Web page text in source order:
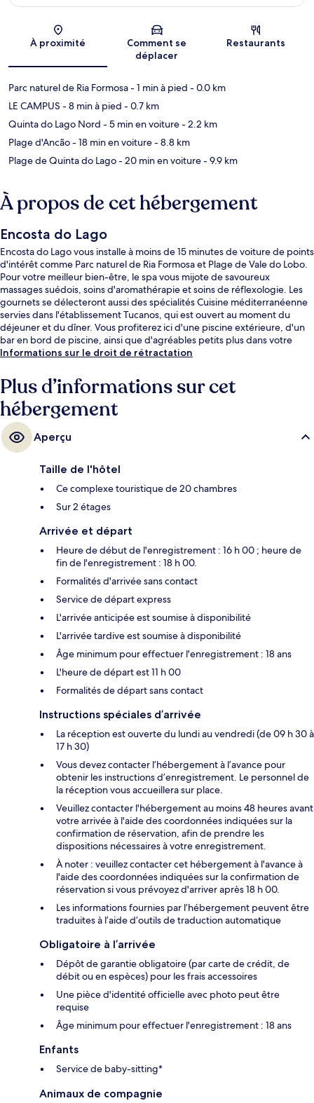
À proximité
Comment se
déplacer
Restaurants
Parc naturel de Ria Formosa- 1 min à pied - 0.0 km
LE CAMPUS - 8 min à pied - 0.7 km
Quinta do Lago Nord - 5 min en voiture- 2.2 km
Plage d'Ancão- 18 min en voiture- 8.8 km
Plage de Quinta do Lago- 20 min en voiture- 9.9 km
À propos de cet hébergement
Encosta do Lago
Encosta do Lago vous installe à moins de 15 minutes de voiture de points
d'intérêt comme Parc naturel de Ria Formosa et Plage de Vale do Lobo.
Pour votre meilleur bien-être, le spa vous mijote de savoureux
massages suédois, soins d'aromathérapie et soins de réflexologie. Les
gournets se délecteront aussi des spécialités Cuisine méditerranéenne
servies dans l'établissement Tucanos, qui est ouvert au moment du
déjeuner et du dîner. Vous profiterez ici d'une piscine extérieure, d'un
bar en bord de piscine, ainsi que d'agréables petits plus dans votre
chambre, tels qu'un lave-linge/sèche-linge et un réfrigérateur.
Informations sur le droit de rétractation
Plus d’informations sur cet
hébergement
Aperçu
Taille de l'hôtel
Ce complexe touristique de 20 chambres
Sur 2 étages
Arrivée et départ
Heure de début de l'enregistrement : 16 h 00 ; heure de
fin de l'enregistrement : 18 h 00.
Formalités d'arrivée sans contact
Service de départ express
L'arrivée anticipée est soumise à disponibilité
L'arrivée tardive est soumise à disponibilité
Âge minimum pour effectuer l'enregistrement : 18 ans
L'heure de départ est 11 h 00
Formalités de départ sans contact
Instructions spéciales d’arrivée
La réception est ouverte du lundi au vendredi (de 09 h 30 à
17 h 30)
Vous devez contacter l’hébergement à l’avance pour
obtenir les instructions d’enregistrement. Le personnel de
la réception vous accueillera sur place.
Veuillez contacter l'hébergement au moins 48 heures avant
votre arrivée à l'aide des coordonnées indiquées sur la
confirmation de réservation, afin de prendre les
dispositions nécessaires à votre enregistrement.
À noter : veuillez contacter cet hébergement à l'avance à
l'aide des coordonnées indiquées sur la confirmation de
réservation si vous prévoyez d'arriver après 18 h 00.
Les informations fournies par l’hébergement peuvent être
traduites à l’aide d’outils de traduction automatique
Obligatoire à l’arrivée
Dépôt de garantie obligatoire (par carte de crédit, de
débit ou en espèces) pour les frais accessoires
Une pièce d'identité officielle avec photo peut être
requise
Âge minimum pour effectuer l'enregistrement : 18 ans
Enfants
Service de baby-sitting*
Animaux de compagnie